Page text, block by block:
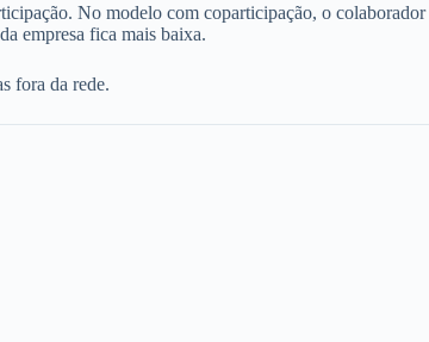
No modelo com coparticipação, o colaborador
empresa fica mais baixa.
fora da rede.